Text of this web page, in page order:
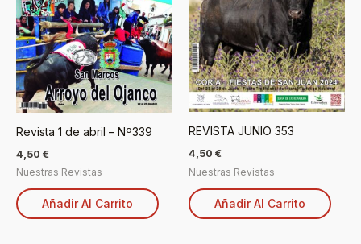
Revista 1 de abril – Nº339
4,50 €
Nuestras Revistas
Añadir Al Carrito
REVISTA JUNIO 353
4,50 €
Nuestras Revistas
Añadir Al Carrito